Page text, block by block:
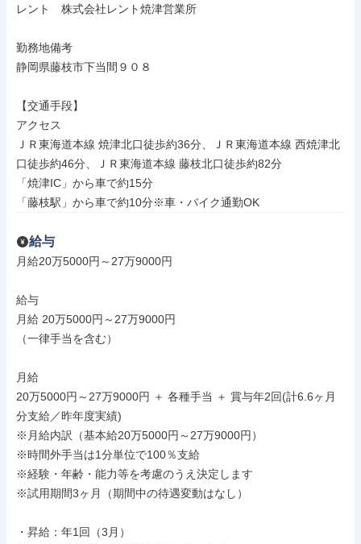
レント　株式会社レント焼津営業所
勤務地備考
静岡県藤枝市下当間９０８
【交通手段】
アクセス
ＪＲ東海道本線 焼津北口徒歩約36分、ＪＲ東海道本線 西焼津北
口徒歩約46分、ＪＲ東海道本線 藤枝北口徒歩約82分
「焼津IC」から車で約15分
「藤枝駅」から車で約10分※車・バイク通勤OK
給与
月給20万5000円～27万9000円
給与
月給 20万5000円～27万9000円
（一律手当を含む）
月給
20万5000円～27万9000円 ＋ 各種手当 ＋ 賞与年2回(計6.6ヶ月
分支給／昨年度実績)
※月給内訳（基本給20万5000円～27万9000円）
※時間外手当は1分単位で100％支給
※経験・年齢・能力等を考慮のうえ決定します
※試用期間3ヶ月（期間中の待遇変動はなし）
・昇給：年1回（3月）